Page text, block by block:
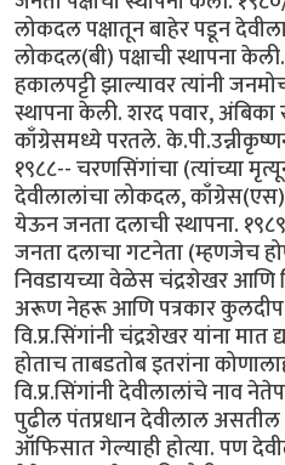
लोकदल पक्षातून बाहेर पडून
लोकदल(बी) पक्षाची स्थापना
हकालपट्टी झाल्यावर त्यांनी
स्थापना केली. शरद पवार, अंबिका
काँग्रेसमध्ये परतले.
१९८८-- चरणसिंगांचा (त्यांच्या
देवीलालांचा लोकदल, काँग्रेस(एस),
येऊन जनता दलाची स्थापना.
जनता दलाचा गटनेता (म्हणजेच
निवडायच्या वेळेस चंद्रशेखर आणि
अरूण नेहरू आणि पत्रकार कुलदीप
वि.प्र.सिंगांनी चंद्रशेखर यांना
होताच ताबडतोब इतरांना
वि.प्र.सिंगांनी देवीलालांचे नाव
पुढील पंतप्रधान देवीलाल असतील
ऑफिसात गेल्याही होत्या. पण